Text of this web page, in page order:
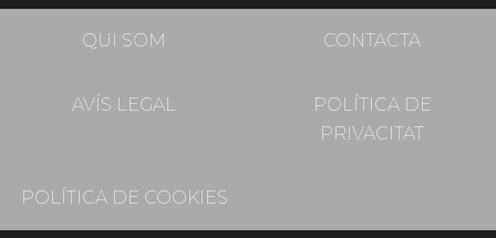
QUI SOM CONTACTA
AVÍS LEGAL
POLÍTICA DE
PRIVACITAT
POLÍTICA DE COOKIES